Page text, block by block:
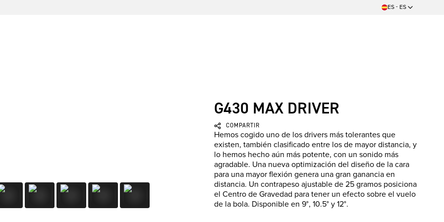
ES - ES
G430 MAX DRIVER
COMPARTIR
Hemos cogido uno de los drivers más tolerantes que
existen, también clasificado entre los de mayor distancia, y
lo hemos hecho aún más potente, con un sonido más
agradable. Una nueva optimización del diseño de la cara
para una mayor flexión genera una gran ganancia en
distancia. Un contrapeso ajustable de 25 gramos posiciona
el Centro de Gravedad para tener un efecto sobre el vuelo
de la bola. Disponible en 9°, 10.5° y 12°.